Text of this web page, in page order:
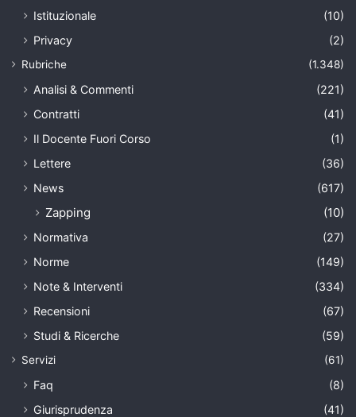
Istituzionale
(10)
Privacy
(2)
Rubriche (1.348)
Analisi & Commenti
(221)
Contratti
(41)
Il Docente Fuori Corso
(1)
Lettere
(36)
News
(617)
Zapping (10)
Normativa
(27)
Norme
(149)
Note & Interventi
(334)
Recensioni
(67)
Studi & Ricerche
(59)
Servizi (61)
Faq
(8)
Giurisprudenza
(41)